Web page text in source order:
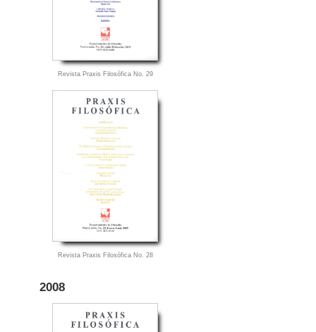
Revista Praxis Filosófica No. 29
Revista Praxis Filosófica No. 28
2008